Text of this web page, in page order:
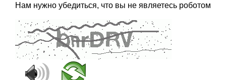
Нам нужно убедиться, что вы не являетесь роботом